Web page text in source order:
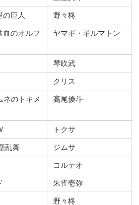
巨人
野々柊
のオルフ
ヤマギ・ギルマトン
琴吹武
クリス
ネのトキメ
高尾優斗
トクサ
乱舞
ジムサ
コルテオ
朱雀壱弥
野々柊